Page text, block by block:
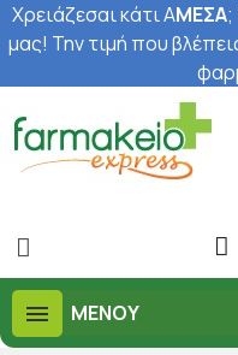
Χρειάζεσαι κάτι ΑΜΕΣΑ
μας! Την τιμή που
ΜΕΝΟΎ